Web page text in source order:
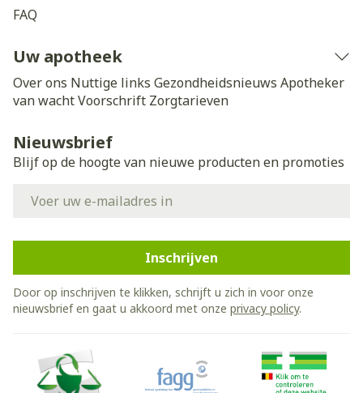
FAQ
Uw apotheek
Over ons Nuttige links Gezondheidsnieuws Apotheker
van wachtVoorschrift Zorgtarieven
Nieuwsbrief
Blijf op de hoogte van nieuwe producten en promoties
Inschrijven
Door op inschrijven te klikken, schrijft u zich in voor onze
nieuwsbrief en gaat u akkoord met onze privacy policy.